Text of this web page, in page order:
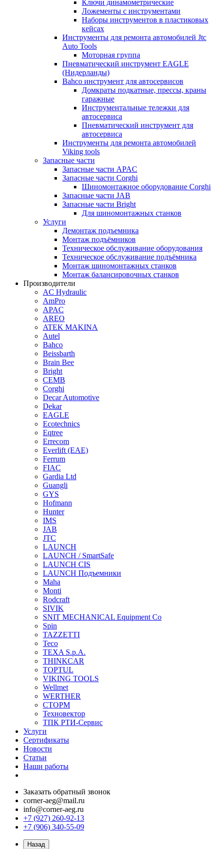
Ключи динамометрические
Ложементы с инструментами
Наборы инструментов в пластиковых
кейсах
Инструменты для ремонта автомобилей Jtc
Auto Tools
Моторная группа
Пневматический инструмент EAGLE
(Нидерланды)
Bahco инструмент для автосервисов
Домкраты подкатные, прессы, краны
гаражные
Инструментальные тележки для
автосервиса
Пневматический инструмент для
автосервиса
Инструменты для ремонта автомобилей
Viking tools
Запасные части
Запасные части APAC
Запасные части Corghi
Шиномонтажное оборудование Corghi
Запасные части JAB
Запасные части Bright
Для шиномонтажных станков
Услуги
Демонтаж подъемника
Монтаж подъёмников
Техническое обслуживание оборудования
Техническое обслуживание подъёмника
Монтаж шиномонтажных станков
Монтаж балансировочных станков
Производители
AC Hydraulic
AmPro
APAC
AREO
ATEK MAKINA
Autel
Bahco
Beissbarth
Brain Bee
Bright
CEMB
Corghi
Decar Automotive
Dekar
EAGLE
Ecotechnics
Eqtree
Errecom
Everlift (EAE)
Ferrum
FIAC
Gardia Ltd
Guangli
GYS
Hofmann
Hunter
IMS
JAB
JTC
LAUNCH
LAUNCH / SmartSafe
LAUNCH CIS
LAUNCH Подъемники
Maha
Monti
Rodcraft
SIVIK
SNIT MECHANICAL Equipment Co
Spin
TAZZETTI
Teco
TEXA S.p.A.
THINKCAR
TOPTUL
VIKING TOOLS
Wellmet
WERTHER
СТОРМ
Техновектор
ТПК РТИ-Сервис
Услуги
Сертификаты
Новости
Статьи
Наши работы
Заказать обратный звонок
corner-aeg@mail.ru
info@corner-aeg.ru
+7 (927) 260-92-13
+7 (906) 340-55-09
Назад